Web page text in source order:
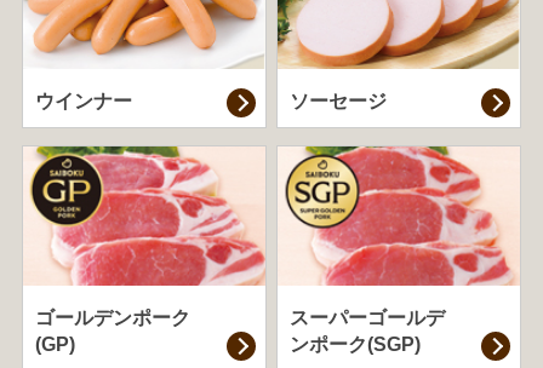
ウインナー ソーセージ
ゴールデンポーク
(GP)
スーパーゴールデ
ンポーク(SGP)